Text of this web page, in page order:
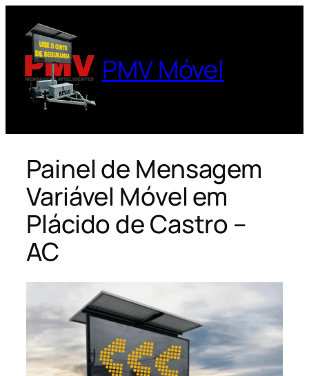
para
conteúdo
PMV Móvel
Painel de Mensagem
Variável Móvel em
Plácido de Castro –
AC